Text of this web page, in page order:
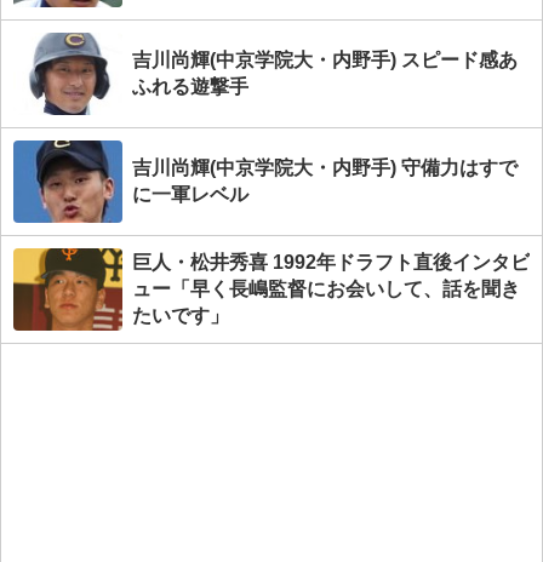
吉川尚輝(中京学院大・内野手) スピード感あ
ふれる遊撃手
吉川尚輝(中京学院大・内野手) 守備力はすで
に一軍レベル
巨人・松井秀喜 1992年ドラフト直後インタビ
ュー「早く長嶋監督にお会いして、話を聞き
たいです」